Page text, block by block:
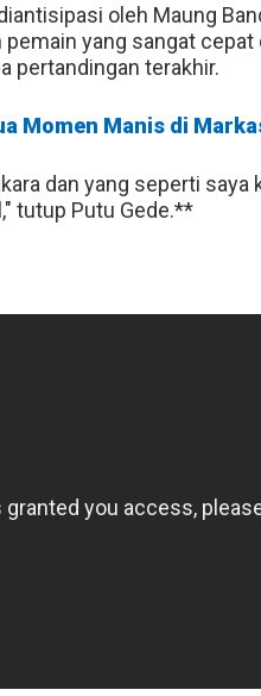
oleh Maung
pemain yang sangat cepat
pertandingan terakhir.
Momen Manis di
dan yang seperti saya
tutup Putu Gede.**